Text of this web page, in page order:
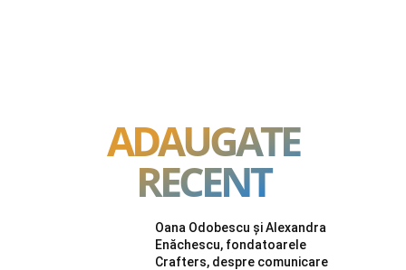
ADAUGATE
RECENT
Oana Odobescu și Alexandra
Enăchescu, fondatoarele
Crafters, despre comunicare